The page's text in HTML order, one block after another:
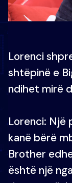
Lorenci
shtëpinë e
ndihet mirë
Lorenci: Një
kanë bërë
Brother
është një